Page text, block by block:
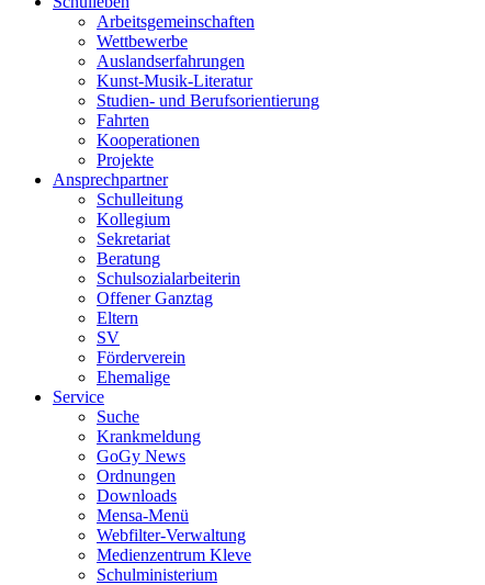
Arbeitsgemeinschaften
Wettbewerbe
Auslandserfahrungen
Kunst-Musik-Literatur
Studien- und Berufsorientierung
Fahrten
Kooperationen
Projekte
Ansprechpartner
Schulleitung
Kollegium
Sekretariat
Beratung
Schulsozialarbeiterin
Offener Ganztag
Eltern
SV
Förderverein
Ehemalige
Service
Suche
Krankmeldung
GoGy News
Ordnungen
Downloads
Mensa-Menü
Webfilter-Verwaltung
Medienzentrum Kleve
Schulministerium